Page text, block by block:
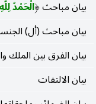
بيان مباحث (الْحَمْدُ لِلَّهِ
بيان مباحث (أل)
بيان الفرق بين الملك
بيان الالتفات